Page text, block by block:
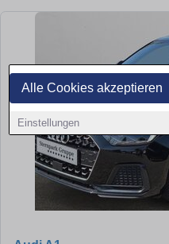
Alle Cookies akzeptieren
Einstellungen